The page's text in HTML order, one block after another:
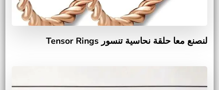
لنصنع معا حلقة نحاسية تنسور Tensor Rings